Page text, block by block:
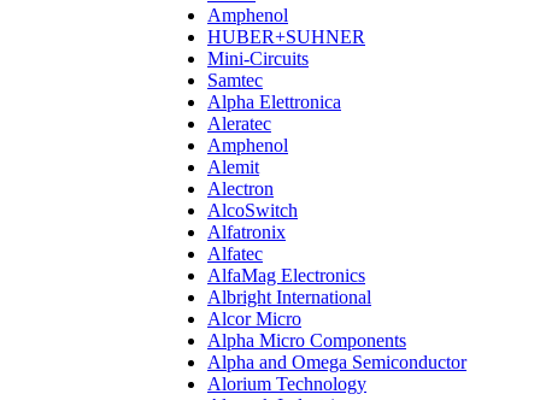
Amphenol
HUBER+SUHNER
Mini-Circuits
Samtec
Alpha Elettronica
Aleratec
Amphenol
Alemit
Alectron
AlcoSwitch
Alfatronix
Alfatec
AlfaMag Electronics
Albright International
Alcor Micro
Alpha Micro Components
Alpha and Omega Semiconductor
Alorium Technology